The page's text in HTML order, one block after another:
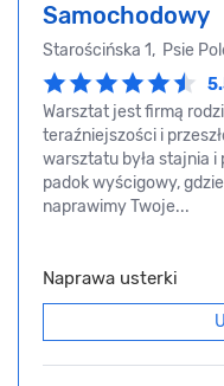
Samochodowy
Starościńska 1, Psie
Warsztat jest firmą
teraźniejszości i
warsztatu była stajnia i
padok wyścigowy,
naprawimy Twoje...
Naprawa usterki